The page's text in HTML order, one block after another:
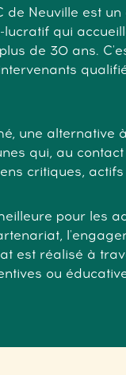
de Neuville est
qui
de 30 ans.
une alternative
qui, au
critiques,
pour les
est réalisé à
ou